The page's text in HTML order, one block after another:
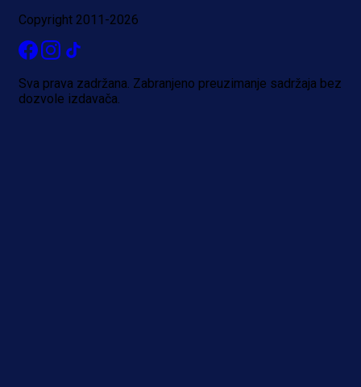
Brat Kerima Alajbegovića pozvan
Više vijesti
Copyright 2011-2026
Sva prava zadržana. Zabranjeno preuzimanje sadržaja bez
dozvole izdavača.